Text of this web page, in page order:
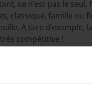
ce n’est pas le
classique, famille
A titre
compétitive !
enfin par son
à un dossier de